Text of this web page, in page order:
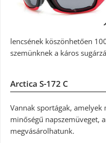
lencsének köszönhetően
szemünknek a káros
Arctica S-172 C
Vannak sportágak,
minőségű napszemüveget,
megvásárolhatunk.